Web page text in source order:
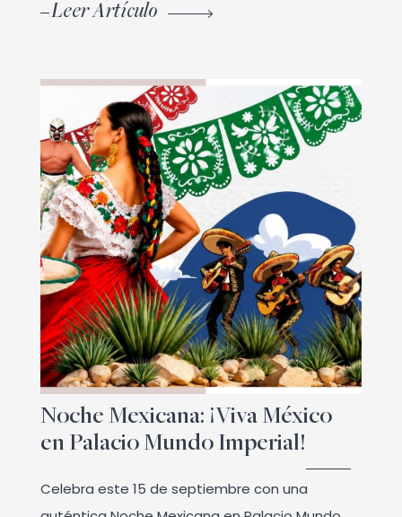
Leer Artículo
Noche Mexicana: ¡Viva México
en Palacio Mundo Imperial!
Celebra este 15 de septiembre con una